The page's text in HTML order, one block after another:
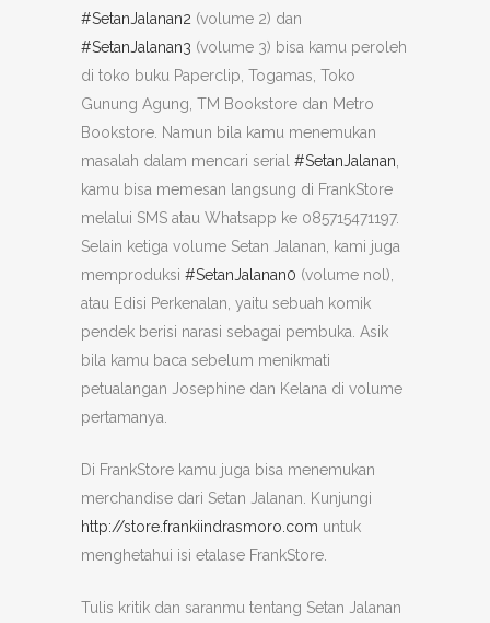
#SetanJalanan2 (volume 2) dan
#SetanJalanan3 (volume 3) bisa kamu peroleh
di toko buku Paperclip, Togamas, Toko
Gunung Agung, TM Bookstore dan Metro
Bookstore. Namun bila kamu menemukan
masalah dalam mencari serial #SetanJalanan
kamu bisa memesan langsung di FrankStore
melalui SMS atau Whatsapp ke 085715471197.
Selain ketiga volume Setan Jalanan, kami juga
memproduksi #SetanJalanan0 (volume nol),
atau Edisi Perkenalan, yaitu sebuah komik
pendek berisi narasi sebagai pembuka. Asik
bila kamu baca sebelum menikmati
petualangan Josephine dan Kelana di volume
pertamanya.
Di FrankStore kamu juga bisa menemukan
merchandise dari Setan Jalanan. Kunjungi
http://store.frankiindrasmoro.com untuk
menghetahui isi etalase FrankStore.
Tulis kritik dan saranmu tentang Setan Jalanan